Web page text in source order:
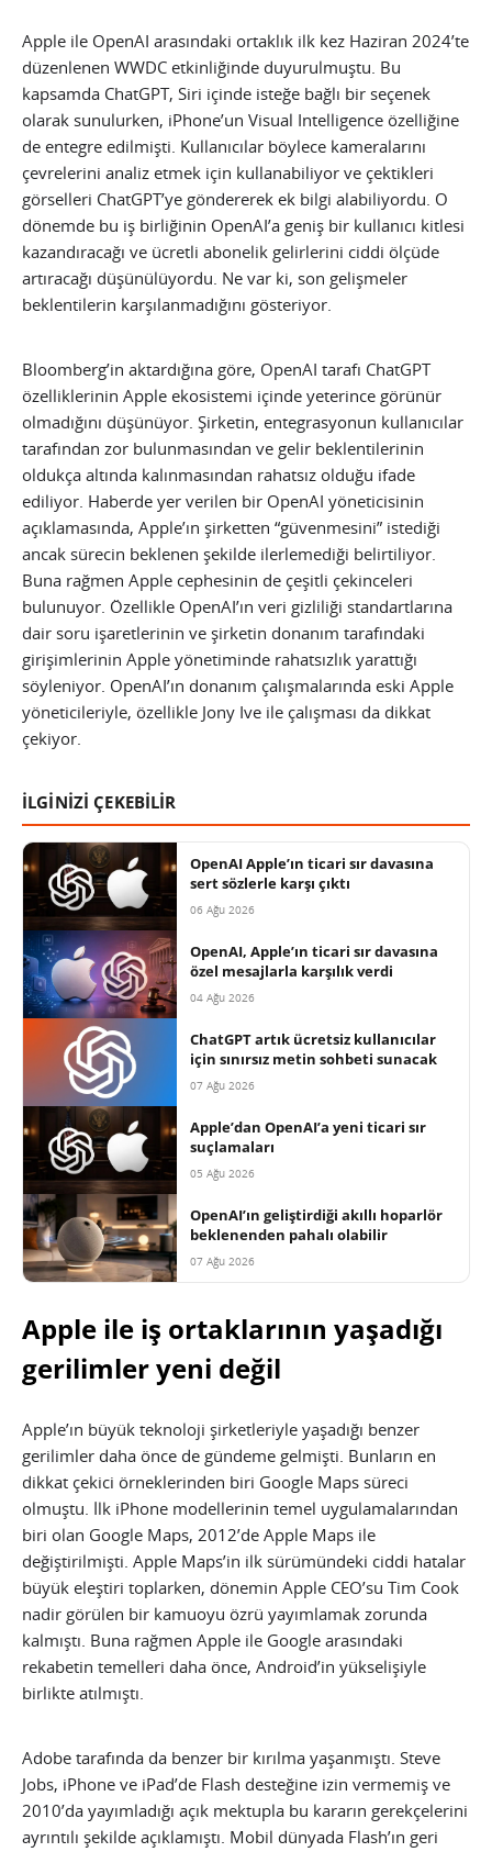
Apple ile OpenAI arasındaki ortaklık ilk kez Haziran 2024’te
düzenlenen WWDC etkinliğinde duyurulmuştu. Bu
kapsamda ChatGPT, Siri içinde isteğe bağlı bir seçenek
olarak sunulurken, iPhone’un Visual Intelligence özelliğine
de entegre edilmişti. Kullanıcılar böylece kameralarını
çevrelerini analiz etmek için kullanabiliyor ve çektikleri
görselleri ChatGPT’ye göndererek ek bilgi alabiliyordu. O
dönemde bu iş birliğinin OpenAI’a geniş bir kullanıcı kitlesi
kazandıracağı ve ücretli abonelik gelirlerini ciddi ölçüde
artıracağı düşünülüyordu. Ne var ki, son gelişmeler
beklentilerin karşılanmadığını gösteriyor.
Bloomberg’in aktardığına göre, OpenAI tarafı ChatGPT
özelliklerinin Apple ekosistemi içinde yeterince görünür
olmadığını düşünüyor. Şirketin, entegrasyonun kullanıcılar
tarafından zor bulunmasından ve gelir beklentilerinin
oldukça altında kalınmasından rahatsız olduğu ifade
ediliyor. Haberde yer verilen bir OpenAI yöneticisinin
açıklamasında, Apple’ın şirketten “güvenmesini” istediği
ancak sürecin beklenen şekilde ilerlemediği belirtiliyor.
Buna rağmen Apple cephesinin de çeşitli çekinceleri
bulunuyor. Özellikle OpenAI’ın veri gizliliği standartlarına
dair soru işaretlerinin ve şirketin donanım tarafındaki
girişimlerinin Apple yönetiminde rahatsızlık yarattığı
söyleniyor. OpenAI’ın donanım çalışmalarında eski Apple
yöneticileriyle, özellikle Jony Ive ile çalışması da dikkat
çekiyor.
İLGİNİZİ ÇEKEBİLİR
OpenAI Apple’ın ticari sır davasına
sert sözlerle karşı çıktı
06 Ağu 2026
OpenAI, Apple’ın ticari sır davasına
özel mesajlarla karşılık verdi
04 Ağu 2026
ChatGPT artık ücretsiz kullanıcılar
için sınırsız metin sohbeti sunacak
07 Ağu 2026
Apple’dan OpenAI’a yeni ticari sır
suçlamaları
05 Ağu 2026
OpenAI’ın geliştirdiği akıllı hoparlör
beklenenden pahalı olabilir
07 Ağu 2026
Apple ile iş ortaklarının yaşadığı
gerilimler yeni değil
Apple’ın büyük teknoloji şirketleriyle yaşadığı benzer
gerilimler daha önce de gündeme gelmişti. Bunların en
dikkat çekici örneklerinden biri Google Maps süreci
olmuştu. İlk iPhone modellerinin temel uygulamalarından
biri olan Google Maps, 2012’de Apple Maps ile
değiştirilmişti. Apple Maps’in ilk sürümündeki ciddi hatalar
büyük eleştiri toplarken, dönemin Apple CEO’su Tim Cook
nadir görülen bir kamuoyu özrü yayımlamak zorunda
kalmıştı. Buna rağmen Apple ile Google arasındaki
rekabetin temelleri daha önce, Android’in yükselişiyle
birlikte atılmıştı.
Adobe tarafında da benzer bir kırılma yaşanmıştı. Steve
Jobs, iPhone ve iPad’de Flash desteğine izin vermemiş ve
2010’da yayımladığı açık mektupla bu kararın gerekçelerini
ayrıntılı şekilde açıklamıştı. Mobil dünyada Flash’ın geri